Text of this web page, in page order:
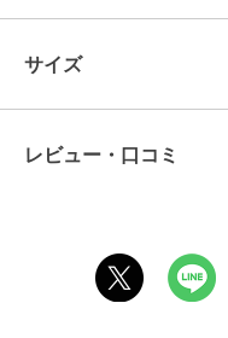
◆選べる5種類の調理モード
しい料理が完成。
レストランで出るようなエ
成します。
サイズ
レビュー・口コミ